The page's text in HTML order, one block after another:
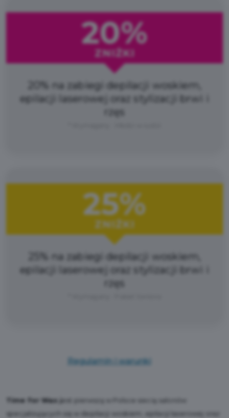
20%
ZNIŻKI
20% na zabiegi depilacji woskiem,
epilacji laserowej oraz stylizacji brwi i
rzęs
25%
ZNIŻKI
25% na zabiegi depilacji woskiem,
epilacji laserowej oraz stylizacji brwi i
rzęs
Regulamin i warunki
Time for Wax jest pierwszą w Polsce siecią salonów
specjalizujących się w depilacji woskiem, epilacji laserowej oraz